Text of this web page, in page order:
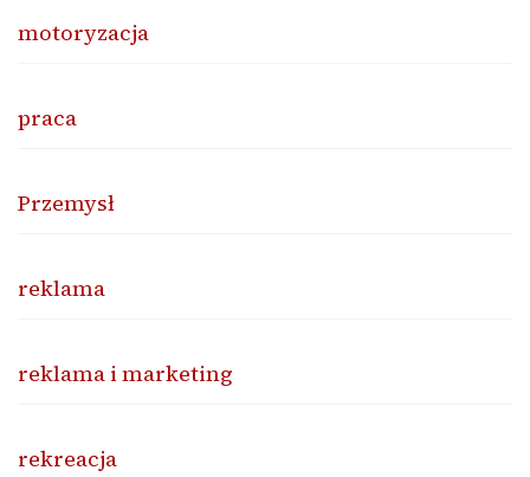
motoryzacja
praca
Przemysł
reklama
reklama i marketing
rekreacja